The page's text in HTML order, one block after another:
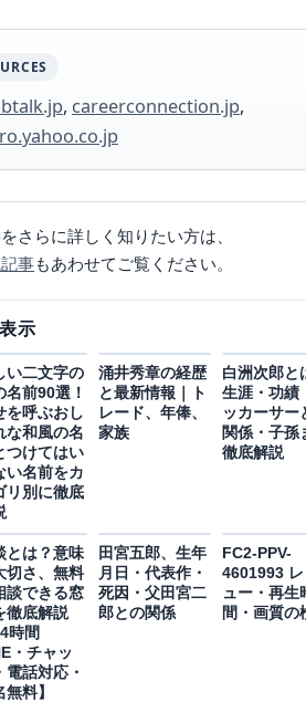
, careerconnection.jp,
さらに詳しく知りたい方は、
事もあわせてご覧ください。
示
い二文字の
名前90選！
を呼ぶおし
な和風の名
つけてはい
い名前をカ
リ別に徹底
涌井秀章の経歴
と最新情報｜ト
レード、年俸、
家族
白洲次郎と
生涯・功績
ッカーサー
関係・子孫
徹底解説
とは？意味
切さ、無料
談できる窓
徹底解説
時間
・チャッ
電話対応・
無料】
田宮五郎、生年
月日・代表作・
死因・父田宮二
郎との関係
FC2-PPV-
4601993 レ
ュー・再生
間・画質の